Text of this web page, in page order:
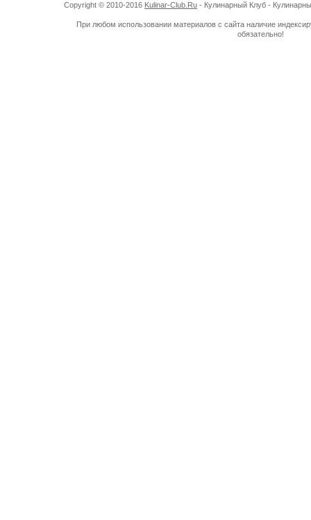
Copyright © 2010-2016 Kulinar-Club.Ru - Кулинарный Клуб -
При любом использовании материалов с сайта наличие
обязательно!